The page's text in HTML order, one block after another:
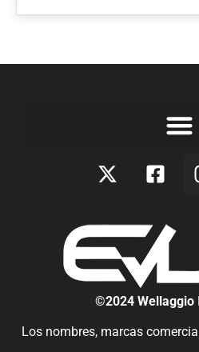
©2024 Wellaggio
Los nombres, marcas